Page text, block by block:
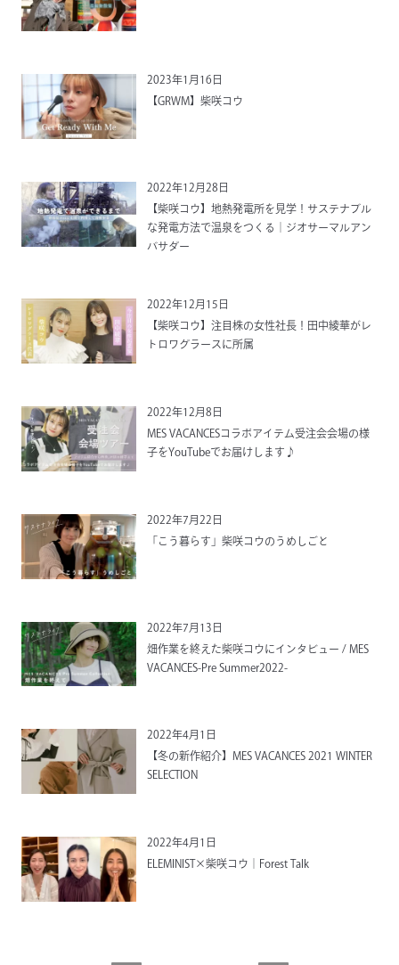
2023年1月16日
【GRWM】柴咲コウ
2022年12月28日
【柴咲コウ】地熱発電所を見学！サステナブル
な発電方法で温泉をつくる｜ジオサーマルアン
バサダー
2022年12月15日
【柴咲コウ】注目株の女性社長！田中綾華がレ
トロワグラースに所属
2022年12月8日
MES VACANCESコラボアイテム受注会会場の様
子をYouTubeでお届けします♪
2022年7月22日
「こう暮らす」柴咲コウのうめしごと
2022年7月13日
畑作業を終えた柴咲コウにインタビュー / MES
VACANCES-Pre Summer2022-
2022年4月1日
【冬の新作紹介】MES VACANCES 2021 WINTER
SELECTION
2022年4月1日
ELEMINIST×柴咲コウ｜Forest Talk